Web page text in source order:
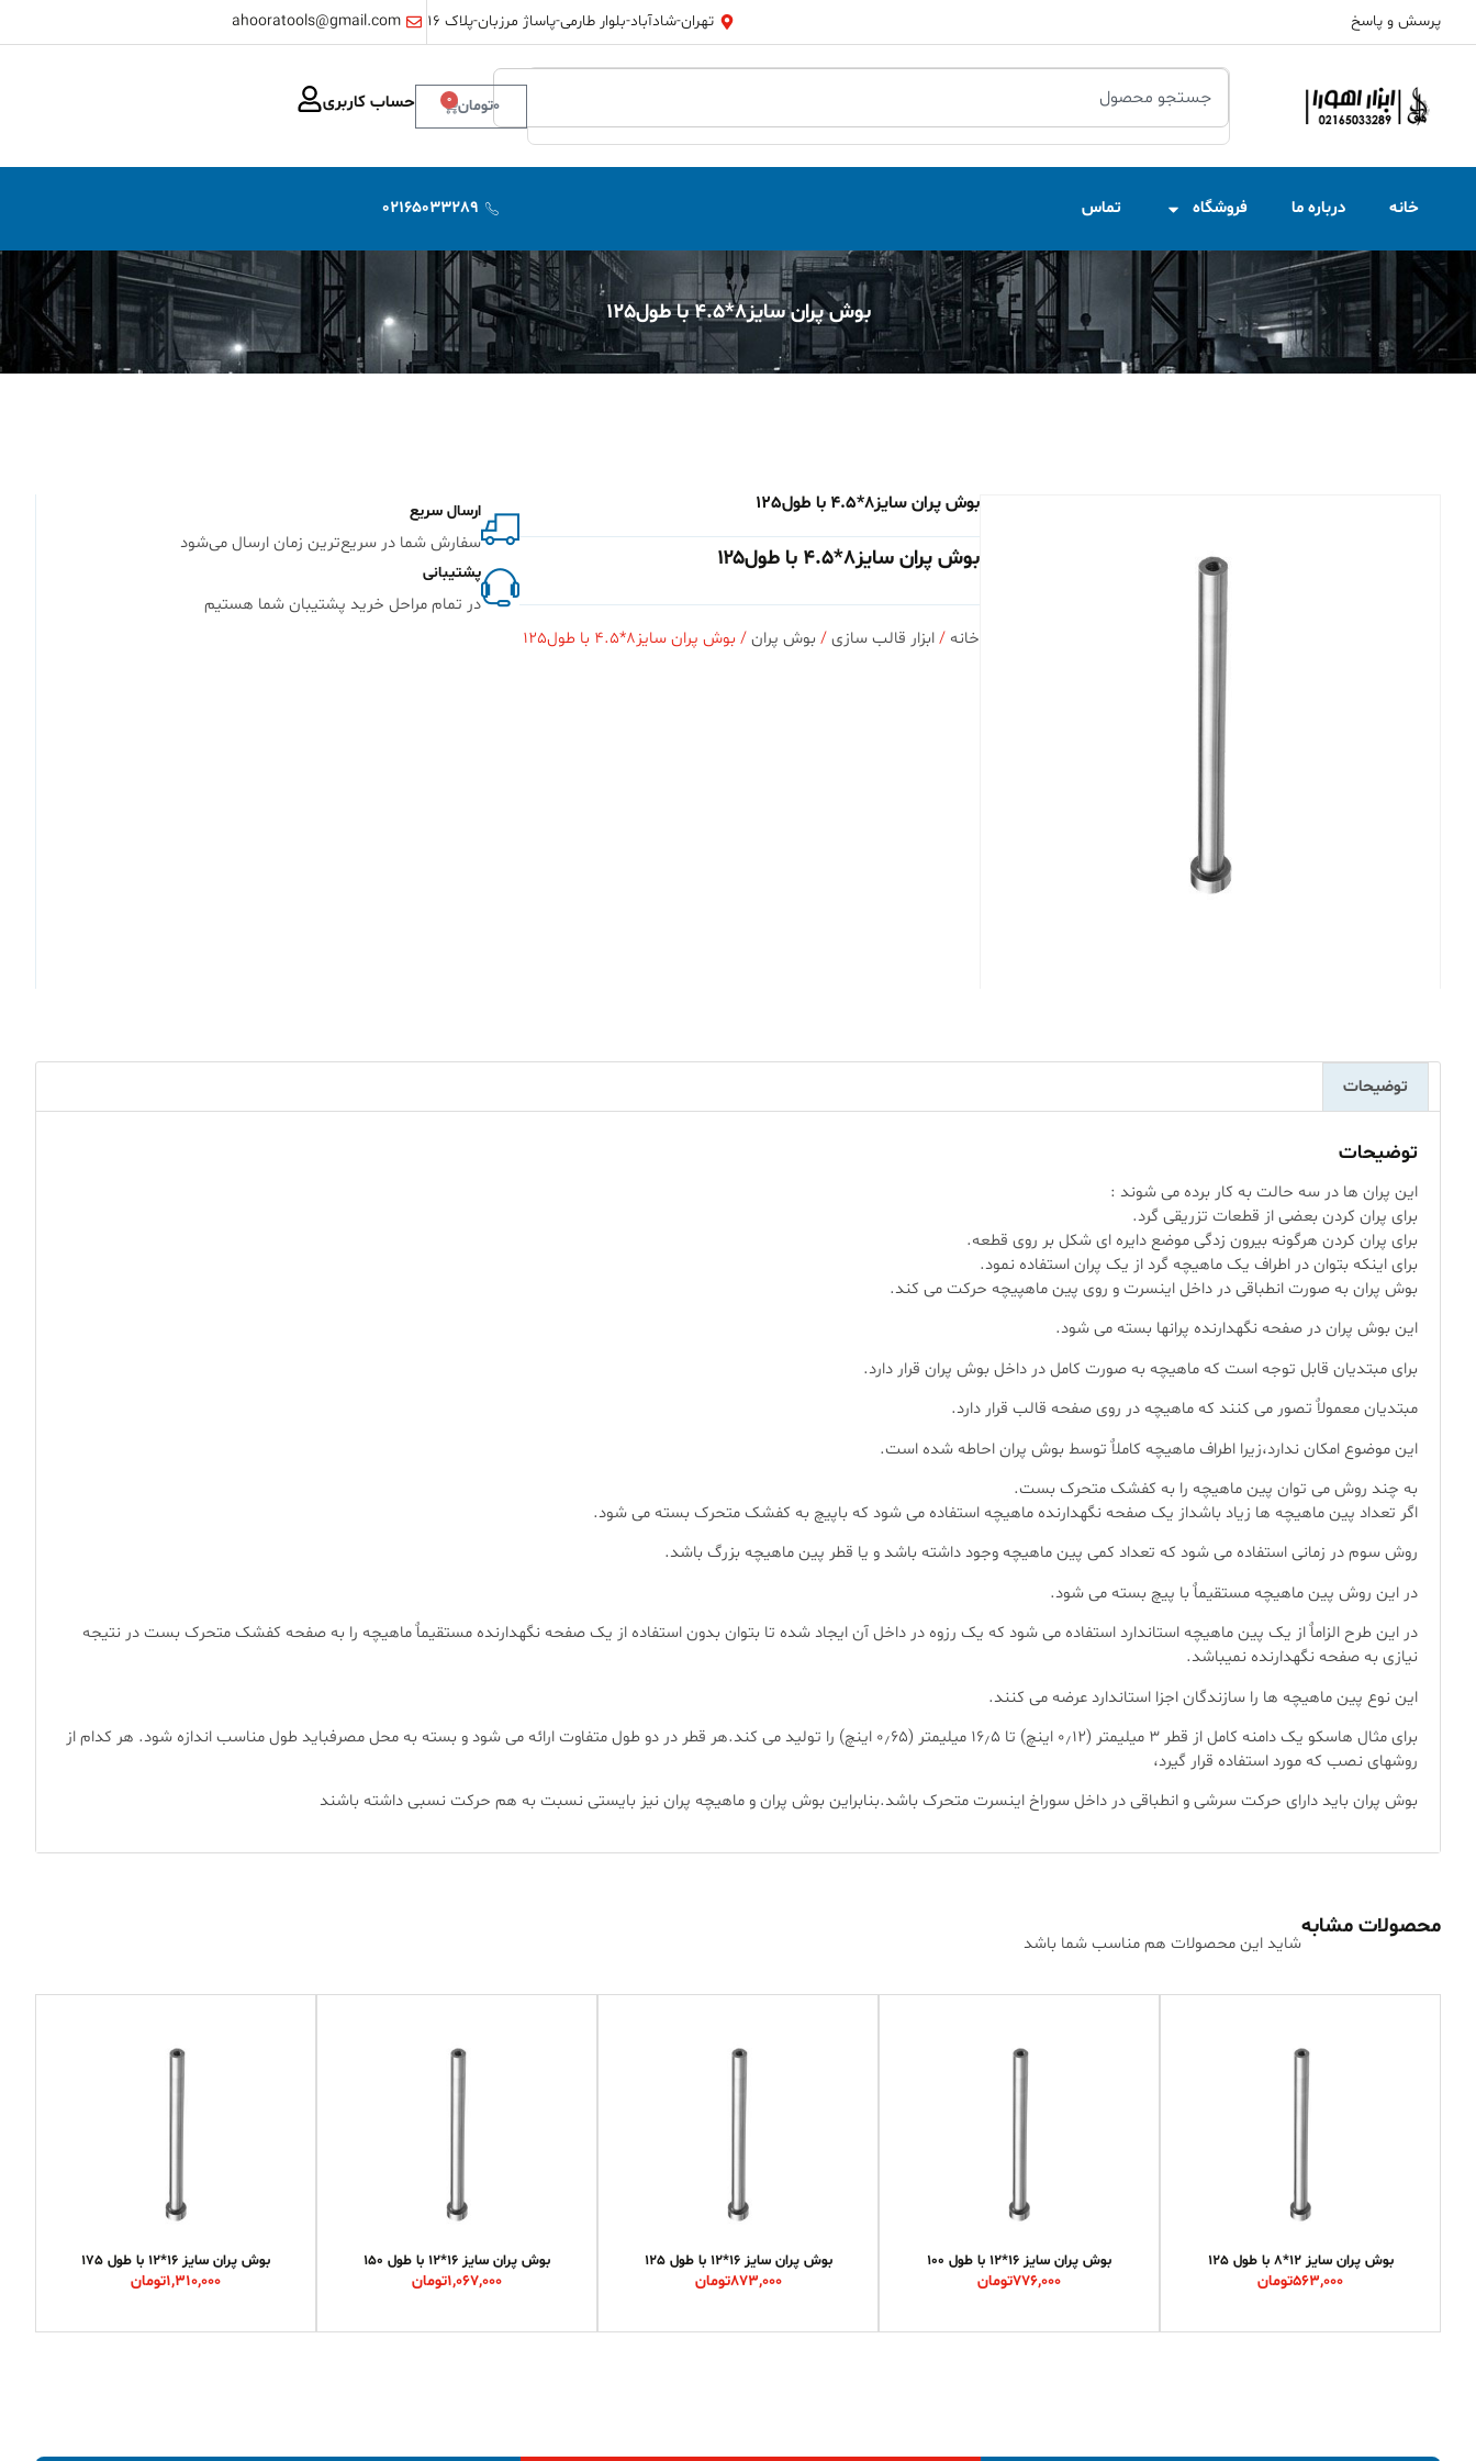
پرسش و پاسخ تهران-شادآباد-بلوار طارمی-پاساژ مرزبان-پلاک ۱۶ ahooratools@gmail.com
0تومان 0 حساب کاربری
خانه درباره ما فروشگاه تماس 02165033289
بوش پران سایز8*4.5 با طول125
بوش پران سایز8*4.5 با طول125
بوش پران سایز۸*۴.۵ با طول۱۲۵
خانه /ابزار قالب سازی/ بوش پران/ بوش پران سایز8*4.5 با طول125
ارسال سریع
سفارش شما در سریع‌ترین زمان ارسال می‌شود
پشتیبانی
در تمام مراحل خرید پشتیبان شما هستیم
توضیحات
توضیحات
این پران ها در سه حالت به کار برده می شوند :
برای پران کردن بعضی از قطعات تزریقی گرد.
برای پران کردن هرگونه بیرون زدگی موضع دایره ای شکل بر روی قطعه.
برای اینکه بتوان در اطراف یک ماهیچه گرد از یک پران استفاده نمود.
بوش پران به صورت انطباقی در داخل اینسرت و روی پین ماهپیچه حرکت می کند.
این بوش پران در صفحه نگهدارنده پرانها بسته می شود.
برای مبتدیان قابل توجه است که ماهیچه به صورت کامل در داخل بوش پران قرار دارد.
مبتدیان معمولاٌ تصور می کنند که ماهیچه در روی صفحه قالب قرار دارد.
این موضوع امکان ندارد،زیرا اطراف ماهیچه کاملاٌ توسط بوش پران احاطه شده است.
به چند روش می توان پین ماهیچه را به کفشک متحرک بست.
اگر تعداد پین ماهیچه ها زیاد باشداز یک صفحه نگهدارنده ماهیچه استفاده می شود که باپیچ به کفشک متحرک بسته می شود.
روش سوم در زمانی استفاده می شود که تعداد کمی پین ماهیچه وجود داشته باشد و یا قطر پین ماهیچه بزرگ باشد.
در این روش پین ماهیچه مستقیماٌ با پیچ بسته می شود.
در این طرح الزاماٌ از یک پین ماهیچه استاندارد استفاده می شود که یک رزوه در داخل آن ایجاد شده تا بتوان بدون استفاده از یک صفحه نگهدارنده مستقیماٌ ماهیچه را به صفحه کفشک متحرک بست در نتیجه
نیازی به صفحه نگهدارنده نمیباشد.
این نوع پین ماهیچه ها را سازندگان اجزا استاندارد عرضه می کنند.
برای مثال هاسکو یک دامنه کامل از قطر ۳ میلیمتر (۰٫۱۲ اینچ) تا ۱۶٫۵ میلیمتر (۰٫۶۵ اینچ) را تولید می کند.هر قطر در دو طول متفاوت ارائه می شود و بسته به محل مصرفباید طول مناسب اندازه شود. هر کدام از
روشهای نصب که مورد استفاده قرار گیرد،
بوش پران باید دارای حرکت سرشی و انطباقی در داخل سوراخ اینسرت متحرک باشد.بنابراین بوش پران و ماهیچه پران نیز بایستی نسبت به هم حرکت نسبی داشته باشند
محصولات مشابه
شاید این محصولات هم مناسب شما باشد
بوش پران سایز 12*8 با طول 125
563,000تومان
بوش پران سایز 16*12 با طول 100
776,000تومان
بوش پران سایز 16*12 با طول 125
873,000تومان
بوش پران سایز 16*12 با طول 150
1,067,000تومان
بوش پران سایز 16*12 با طول 175
1,310,000تومان